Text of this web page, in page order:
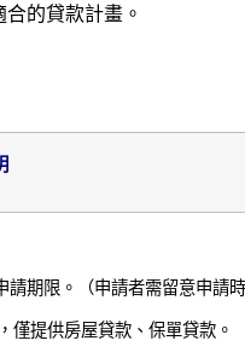
的貸款計畫。
期限。（申請者需留意申請時
僅提供房屋貸款、保單貸款。